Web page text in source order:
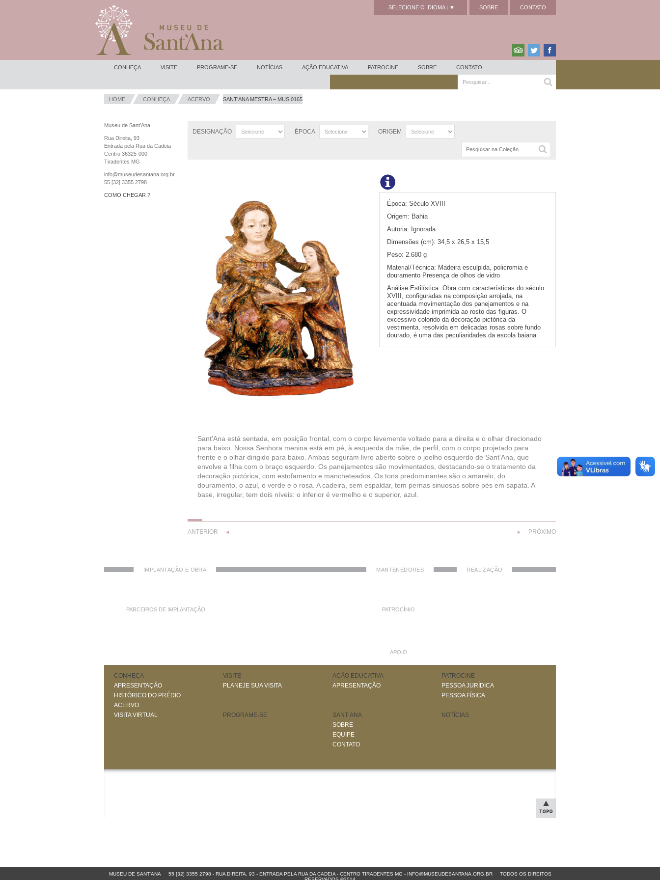
SOBRE CONTATO
SELECIONE O IDIOMA | ▼
CONHEÇA VISITE PROGRAME-SE NOTÍCIAS AÇÃO EDUCATIVA PATROCINE SOBRE CONTATO
HOME CONHEÇA ACERVO SANT’ANA MESTRA – MUS 0165
Museu de Sant’Ana
Rua Direita, 93
Entrada pela Rua da Cadeia
Centro 36325-000
Tiradentes MG
info@museudesantana.org.br
55 [32] 3355 2798
COMO CHEGAR ?
DESIGNAÇÃO ÉPOCA ORIGEM
Época: Século XVIII
Origem: Bahia
Autoria: Ignorada
Dimensões (cm): 34,5 x 26,5 x 15,5
Peso: 2.680 g
Material/Técnica: Madeira esculpida, policromia e
douramento Presença de olhos de vidro
Análise Estilística: Obra com características do século
XVIII, configuradas na composição arrojada, na
acentuada movimentação dos panejamentos e na
expressividade imprimida ao rosto das figuras. O
excessivo colorido da decoração pictórica da
vestimenta, resolvida em delicadas rosas sobre fundo
dourado, é uma das peculiaridades da escola baiana.
Sant'Ana está sentada, em posição frontal, com o corpo levemente voltado para a direita e o olhar direcionado
para baixo. Nossa Senhora menina está em pé, à esquerda da mãe, de perfil, com o corpo projetado para
frente e o olhar dirigido para baixo. Ambas seguram livro aberto sobre o joelho esquerdo de Sant'Ana, que
envolve a filha com o braço esquerdo. Os panejamentos são movimentados, destacando-se o tratamento da
decoração pictórica, com estofamento e mancheteados. Os tons predominantes são o amarelo, do
douramento, o azul, o verde e o rosa. A cadeira, sem espaldar, tem pernas sinuosas sobre pés em sapata. A
base, irregular, tem dois níveis: o inferior é vermelho e o superior, azul.
ANTERIOR ◄ ► PRÓXIMO
IMPLANTAÇÃO E OBRA
PARCEIROS DE IMPLANTAÇÃO
MANTENEDORES
PATROCÍNIO
APOIO
REALIZAÇÃO
CONHEÇA
APRESENTAÇÃO
HISTÓRICO DO PRÉDIO
ACERVO
VISITA VIRTUAL
VISITE
PLANEJE SUA VISITA
AÇÃO EDUCATIVA
APRESENTAÇÃO
PATROCINE
PESSOA JURÍDICA
PESSOA FÍSICA
PROGRAME-SE
SANT’ANA
SOBRE
EQUIPE
CONTATO
NOTÍCIAS
MUSEU DE SANT'ANA 55 [32] 3355 2798 -RUA DIREITA, 93 - ENTRADA PELA RUA DA CADEIA - CENTRO TIRADENTES MG - INFO@MUSEUDESANTANA.ORG.BR
TODOS OS DIREITOS